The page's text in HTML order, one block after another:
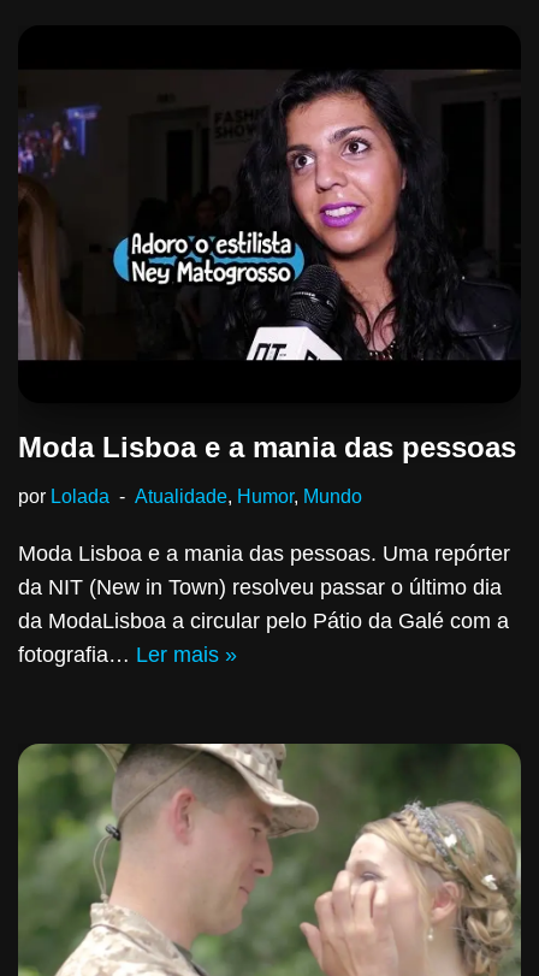
Moda Lisboa e a mania das pessoas
por Lolada Atualidade, Humor, Mundo
Moda Lisboa e a mania das pessoas. Uma repórter
da NIT (New in Town) resolveu passar o último dia
da ModaLisboa a circular pelo Pátio da Galé com a
fotografia… Ler mais »